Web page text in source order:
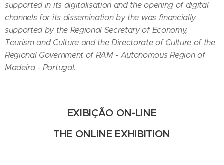
supported in its digitalisation and the opening of digital
channels for its disseminationby the was financially
supported by the Regional Secretary of Economy,
Tourism and Culture and the Directorate of Culture of the
Regional Government of RAM - Autonomous Region of
Madeira - Portugal.
EXIBIÇÃO ON-LINE
THE ONLINE EXHIBITION